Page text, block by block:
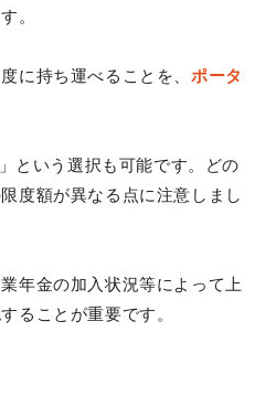
。
に持ち運べることを、ポータ
という選択も可能です。どの
度額が異なる点に注意しまし
年金の加入状況等によって上
ることが重要です。